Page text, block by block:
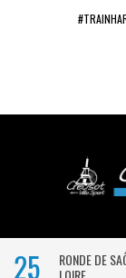
25
RONDE DE